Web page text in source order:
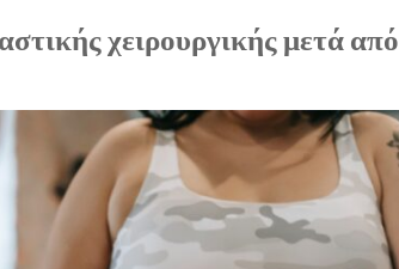
χειρουργικής μετά από